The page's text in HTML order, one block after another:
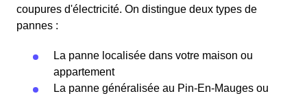
coupures d'électricité. On distingue deux types de
pannes :
La panne localisée dans votre maison ou
appartement
La panne généralisée au Pin-En-Mauges ou